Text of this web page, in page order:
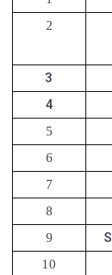
2
3
4
5
6
7
8
9
10